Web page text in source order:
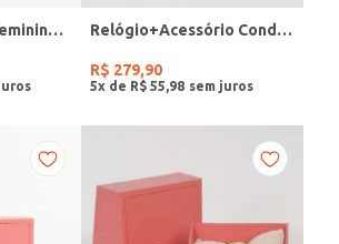
Relógio Condor Feminino DOURADO Relógio+Acessório Condor Feminino ROSE
R$ 279,90
5x de R$ 55 98